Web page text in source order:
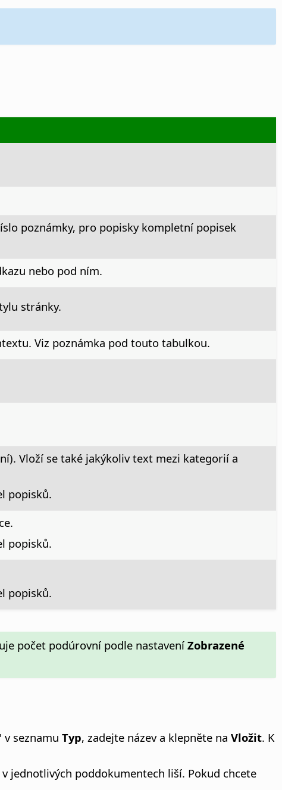
poznámky, pro popisky kompletní popisek
nebo pod ním.
stránky.
Viz poznámka pod touto tabulkou.
Vloží se také jakýkoliv text mezi kategorií a
popisků.
popisků.
popisků.
počet podúrovní podle nastavení Zobrazené
seznamu Typ, zadejte název a klepněte na Vložit. K
jednotlivých poddokumentech liší. Pokud chcete